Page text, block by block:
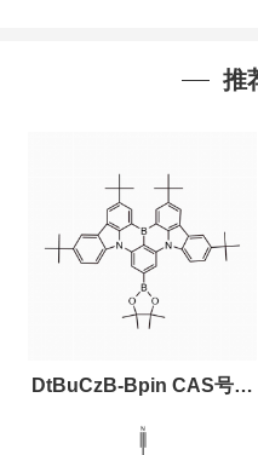
推
DtBuCzB-Bpin CAS号：
2643331-97-7